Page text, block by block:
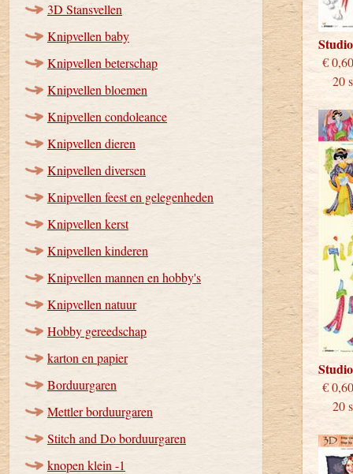
3D Stansvellen
Knipvellen baby
Knipvellen beterschap
Knipvellen bloemen
Knipvellen condoleance
Knipvellen dieren
Knipvellen diversen
Knipvellen feest en gelegenheden
Knipvellen kerst
Knipvellen kinderen
Knipvellen mannen en hobby's
Knipvellen natuur
Hobby gereedschap
karton en papier
Borduurgaren
Mettler borduurgaren
Stitch and Do borduurgaren
knopen klein -1
20
20